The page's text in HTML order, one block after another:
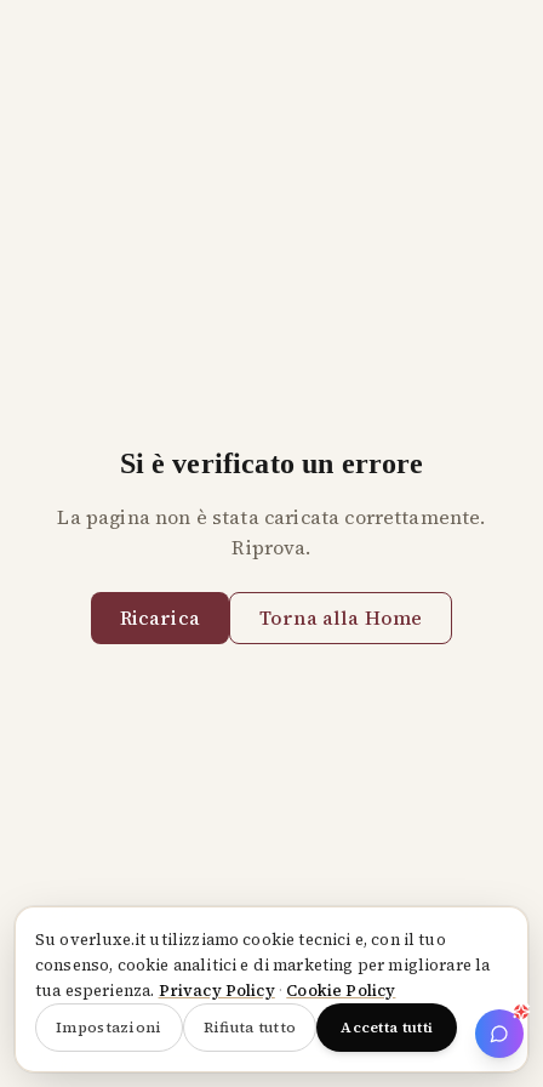
Suoverluxe.itutilizziamo cookie tecnici e, con il tuo
consenso, cookie analitici e di marketing per migliorare la
tua esperienza. Privacy Policy· Cookie Policy
Impostazioni Rifiuta tutto Accetta tutti
Si è verificato un errore
La pagina non è stata caricata correttamente.
Riprova.
Ricarica Torna alla Home